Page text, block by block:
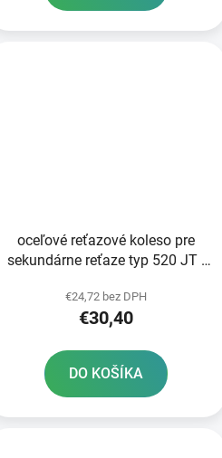
oceľové reťazové koleso pre
sekundárne reťaze typ 520 JT -
€24,72 bez DPH
€30,40
DO KOŠÍKA